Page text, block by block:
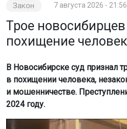
Закон 7 августа 2026 - 21:56
Трое
похищение
В Новосибирске суд признал
в похищении человека,
и мошенничестве.
2024 году.